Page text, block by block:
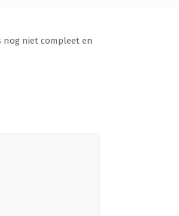
nog niet compleet en